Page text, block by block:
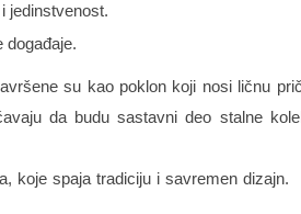
jedinstvenost.
događaje.
su kao poklon koji nosi ličnu
da budu sastavni deo stalne
koje spaja tradiciju i savremen dizajn.